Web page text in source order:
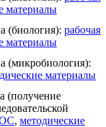
материалы
(биология): рабочая
материалы
(микробиология):
материалы
(получение
, методические